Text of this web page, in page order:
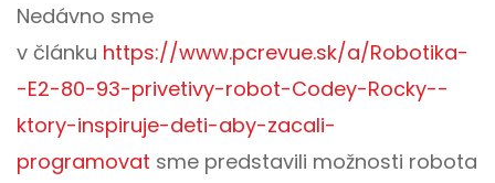
Nedávno sme
v článku https://www.pcrevue.sk/a/Robotika-
-E2-80-93-privetivy-robot-Codey-Rocky--
ktory-inspiruje-deti-aby-zacali-
programovat sme predstavili možnosti robota